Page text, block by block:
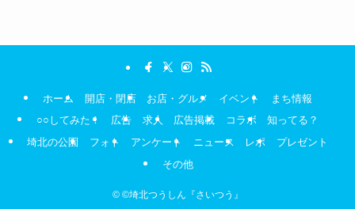
ホーム 開店・閉店 お店・グルメ イベント
まち情報
○○してみた！
広告 求人 広告掲載 コラボ
知ってる？
埼北の公園
フォト アンケート ニュース レポ
プレゼント
その他
©©埼北つうしん『さいつう』